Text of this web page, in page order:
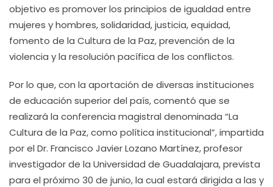
objetivo es promover los principios de igualdad entre
mujeres y hombres, solidaridad, justicia, equidad,
fomento de la Cultura de la Paz, prevención de la
violencia y la resolución pacífica de los conflictos.
Por lo que, con la aportación de diversas instituciones
de educación superior del país, comentó que se
realizará la conferencia magistral denominada “La
Cultura de la Paz, como política institucional”, impartida
por el Dr. Francisco Javier Lozano Martínez, profesor
investigador de la Universidad de Guadalajara, prevista
para el próximo 30 de junio, la cual estará dirigida a las y